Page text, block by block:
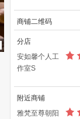
商铺二维码
分店
安如馨个人工
作室S
附近商铺
雅梵至尊朝阳